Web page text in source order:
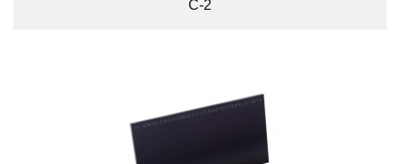
С-2